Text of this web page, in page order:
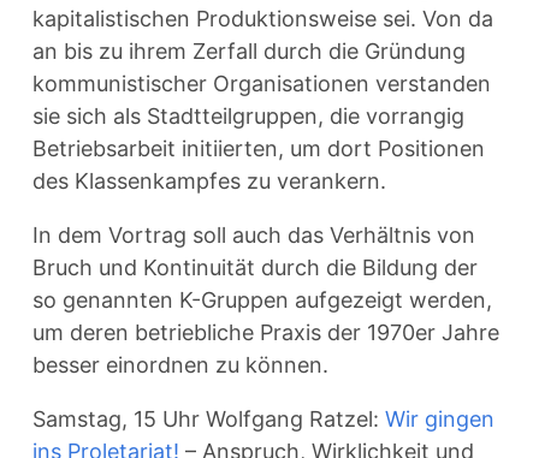
kapitalistischen Produktionsweise sei. Von da
an bis zu ihrem Zerfall durch die Gründung
kommunistischer Organisationen verstanden
sie sich als Stadtteilgruppen, die vorrangig
Betriebsarbeit initiierten, um dort Positionen
des Klassenkampfes zu verankern.
In dem Vortrag soll auch das Verhältnis von
Bruch und Kontinuität durch die Bildung der
so genannten K-Gruppen aufgezeigt werden,
um deren betriebliche Praxis der 1970er Jahre
besser einordnen zu können.
Samstag, 15 Uhr Wolfgang Ratzel: Wir gingen
ins Proletariat! – Anspruch, Wirklichkeit und